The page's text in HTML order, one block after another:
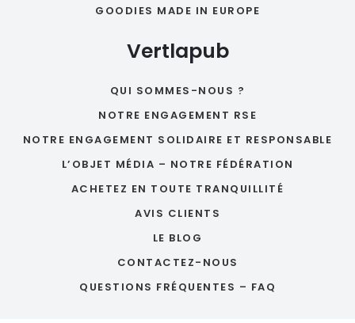
GOODIES MADE IN EUROPE
Vertlapub
QUI SOMMES-NOUS ?
NOTRE ENGAGEMENT RSE
NOTRE ENGAGEMENT SOLIDAIRE ET RESPONSABLE
L’OBJET MÉDIA – NOTRE FÉDÉRATION
ACHETEZ EN TOUTE TRANQUILLITÉ
AVIS CLIENTS
LE BLOG
CONTACTEZ-NOUS
QUESTIONS FRÉQUENTES – FAQ